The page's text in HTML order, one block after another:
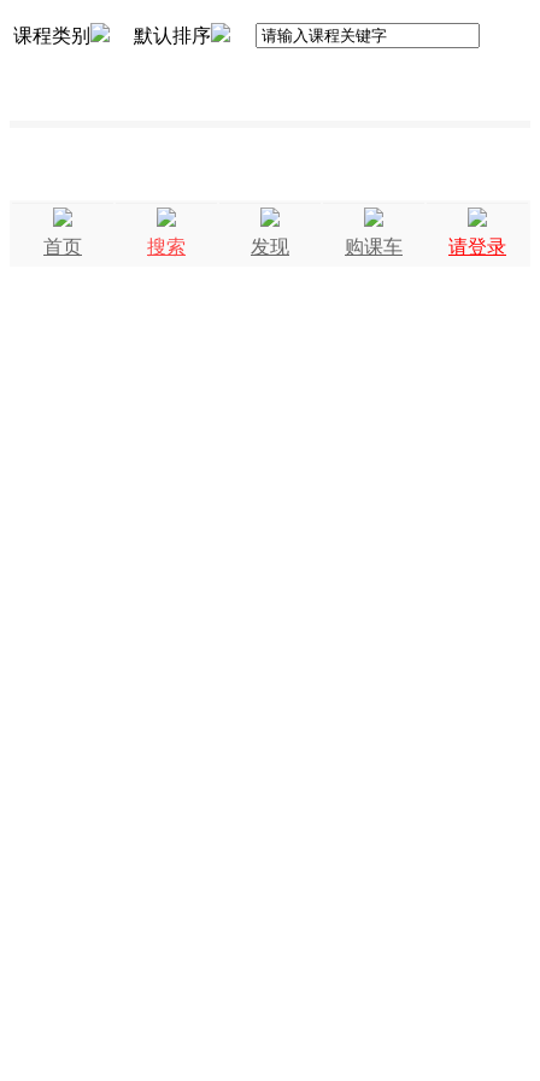
课程类别 默认排序
首页 搜索 发现 购课车 请登录